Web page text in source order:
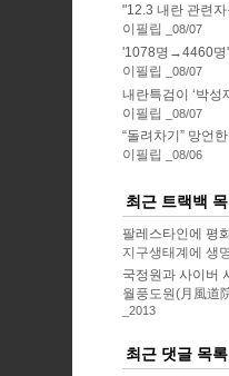
"12.3 내란 관련
이필립
08/07
'1078명→4460명'
이필립
08/07
내란특검이 ‘박성
이필립
08/07
“돌려차기” 망언
이필립
08/06
최근 트랙백
팔레스타인에 평
지구생태계에 생
국정원과 사이버
월풍도원(月風道
2013
최근 댓글 목록